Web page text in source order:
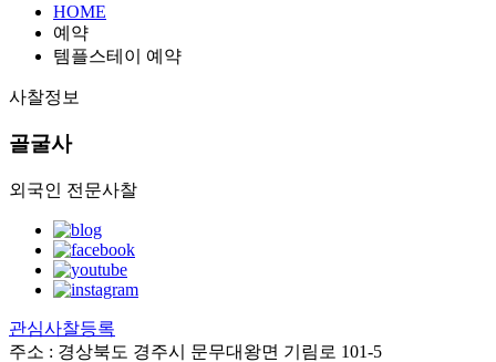
HOME
예약
템플스테이 예약
사찰정보
골굴사
외국인 전문사찰
관심사찰등록
주소 : 경상북도 경주시 문무대왕면 기림로 101-5